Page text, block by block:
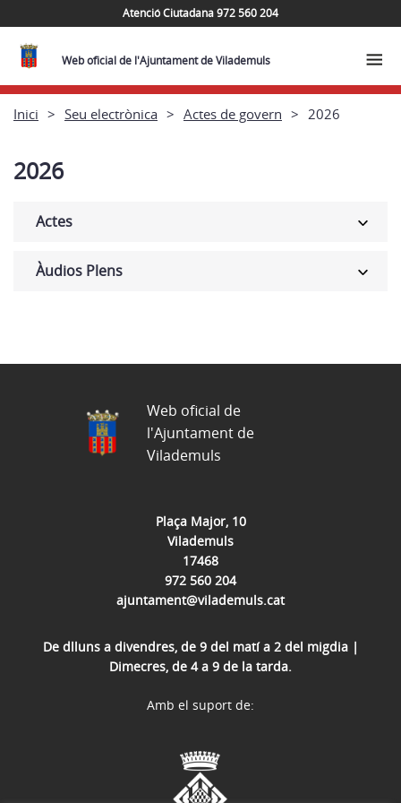
Atenció Ciutadana 972 560 204
Web oficial de l'Ajuntament de Vilademuls
Inici Seu electrònica Actes de govern 2026
2026
Actes
Àudios Plens
Plaça Major, 10
Vilademuls
17468
972 560 204
ajuntament@vilademuls.cat
De dlluns a divendres, de 9 del matí a 2 del migdia |
Dimecres, de 4 a 9 de la tarda.
Web oficial de
l'Ajuntament de
Vilademuls
Amb el suport de: